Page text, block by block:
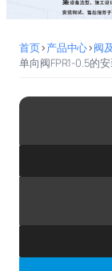
首页>产品中心>阀
单向阀FPR1-0.5的